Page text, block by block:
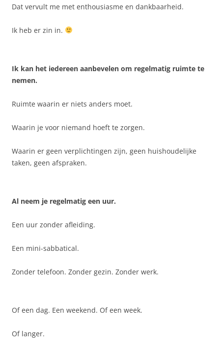
Dat vervult me met enthousiasme en dankbaarheid.
Ik heb er zin in.
Ik kan het iedereen aanbevelen om regelmatig ruimte te
nemen.
Ruimte waarin er niets anders moet.
Waarin je voor niemand hoeft te zorgen.
Waarin er geen verplichtingen zijn, geen huishoudelijke
taken, geen afspraken.
Al neem je regelmatig een uur.
Een uur zonder afleiding.
Een mini-sabbatical.
Zonder telefoon. Zonder gezin. Zonder werk.
Of een dag. Een weekend. Of een week.
Of langer.